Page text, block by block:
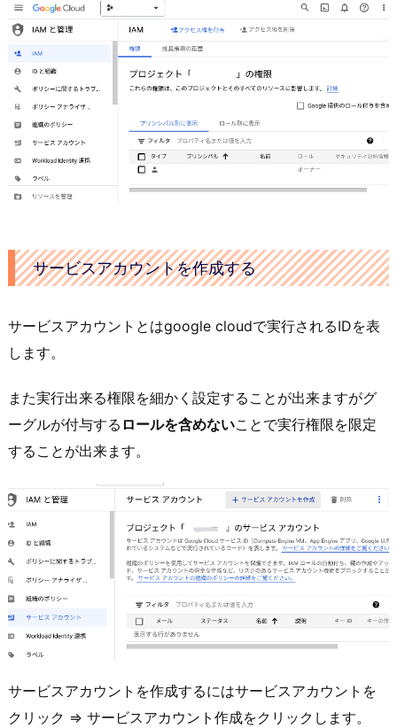
サービスアカウントを作成する
サービスアカウントとはgoogle cloudで実行されるIDを表
します。
また実行出来る権限を細かく設定することが出来ますがグ
ーグルが付与する ロールを含めないことで実行権限を限定
することが出来ます。
サービスアカウントを作成するにはサービスアカウントを
クリック ⇒ サービスアカウント作成をクリックします。